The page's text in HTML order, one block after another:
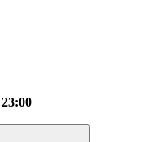
23:00